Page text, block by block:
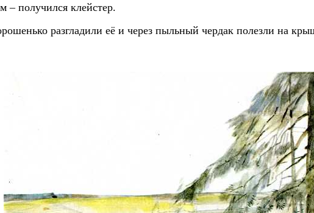
– получился клейстер.
разгладили её и через пыльный чердак полезли на